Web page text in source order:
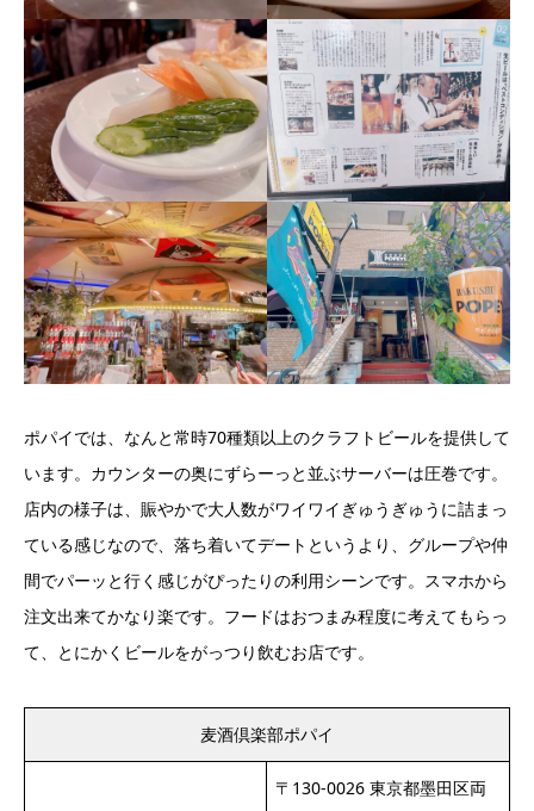
ポパイでは、なんと常時70種類以上のクラフトビールを提供して
います。カウンターの奥にずらーっと並ぶサーバーは圧巻です。
店内の様子は、賑やかで大人数がワイワイぎゅうぎゅうに詰まっ
ている感じなので、落ち着いてデートというより、グループや仲
間でパーッと行く感じがぴったりの利用シーンです。スマホから
注文出来てかなり楽です。フードはおつまみ程度に考えてもらっ
て、とにかくビールをがっつり飲むお店です。
麦酒倶楽部ポパイ
〒130-0026 東京都墨田区両